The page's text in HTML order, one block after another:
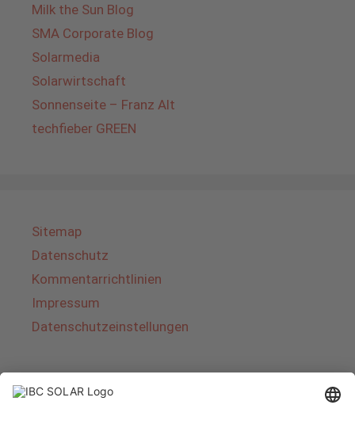
Milk the Sun Blog
SMA Corporate Blog
Solarmedia
Solarwirtschaft
Sonnenseite – Franz Alt
techfieber GREEN
Sitemap
Datenschutz
Kommentarrichtlinien
Impressum
Datenschutzeinstellungen
Über IBC SOLAR